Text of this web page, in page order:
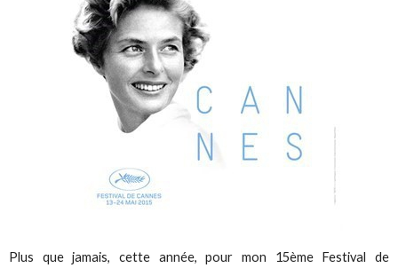
Plus que jamais, cette année, pour mon 15ème Festival de